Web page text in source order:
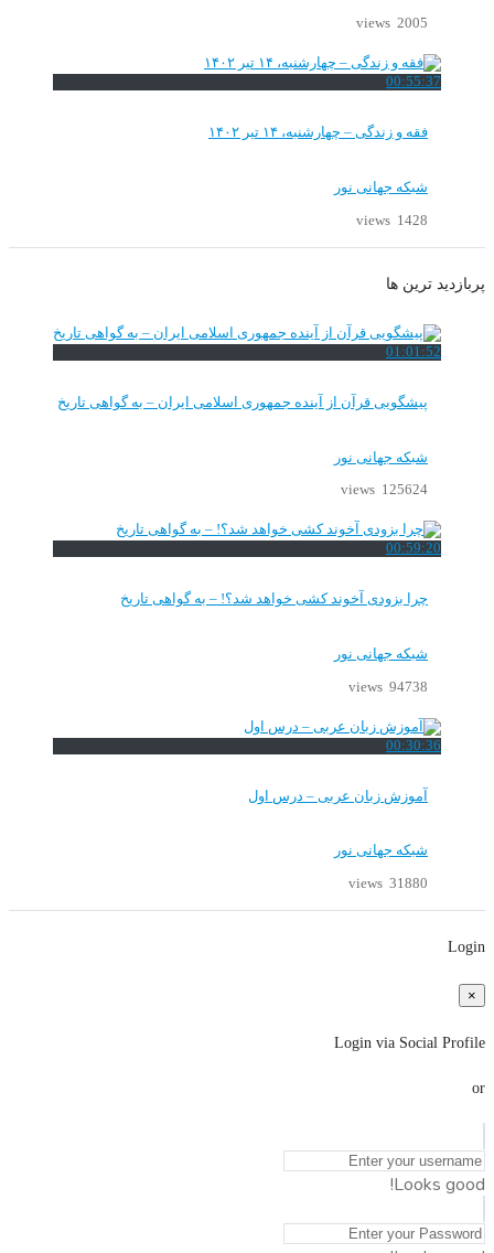
2005 views
00:55:37
فقه و زندگی – چهارشنبه، ۱۴ تیر ۱۴۰۲
شبکه جهانی نور
1428 views
پربازدید ترین ها
01:01:52
پیشگویی قرآن از آینده جمهوری اسلامی ایران – به گواهی تاریخ
شبکه جهانی نور
125624 views
00:59:20
چرا بزودی آخوند کشی خواهد شد؟! – به گواهی تاریخ
شبکه جهانی نور
94738 views
00:30:36
آموزش زبان عربی – درس اول
شبکه جهانی نور
31880 views
Login
×
Login via Social Profile
or
Looks good!